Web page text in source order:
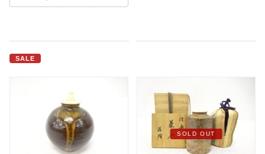
SALE
SOLD OUT